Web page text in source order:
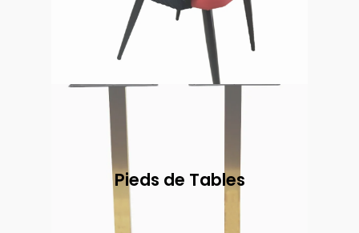
Pieds de Tables